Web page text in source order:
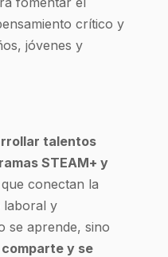
crítico y
jóvenes y
talentos
STEAM+ y
que conectan la
laboral y
se aprende, sino
y se